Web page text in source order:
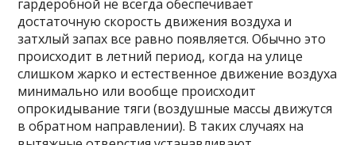
гардеробной не всегда обеспечивает
достаточную скорость движения воздуха и
затхлый запах все равно появляется. Обычно это
происходит в летний период, когда на улице
слишком жарко и естественное движение воздуха
минимально или вообще происходит
опрокидывание тяги (воздушные массы движутся
в обратном направлении). В таких случаях на